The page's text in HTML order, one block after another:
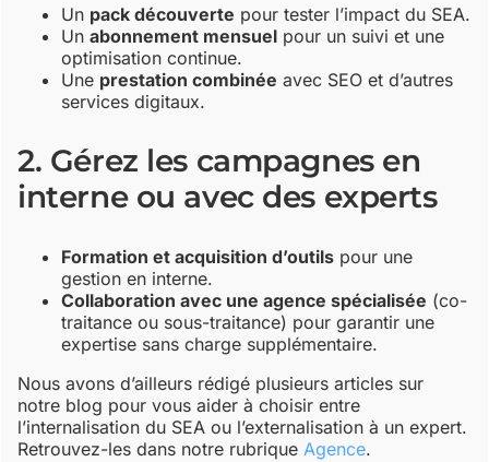
Un pack découverte pour tester l’impact du SEA.
Unabonnement mensuel pour un suivi et une
optimisation continue.
Une prestation combinée avec SEO et d’autres
services digitaux.
2. Gérez les campagnes en
interne ou avec des experts
Formation et acquisition d’outils pour une
gestion en interne.
Collaboration avec une agence spécialisée (co-
traitance ou sous-traitance) pour garantir une
expertise sans charge supplémentaire.
Nous avons d’ailleurs rédigé plusieurs articles sur
notre blog pour vous aider à choisir entre
l’internalisation du SEA ou l’externalisation à un expert.
Retrouvez-les dans notre rubriqueAgence.